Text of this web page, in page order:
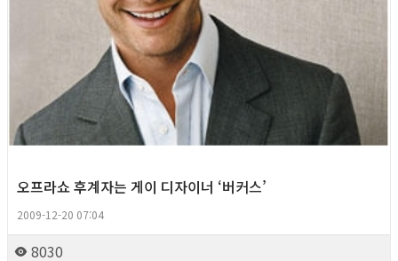
오프라쇼 후계자는 게이 디자이너 ‘버커스’
2009-12-20 07:04
8030